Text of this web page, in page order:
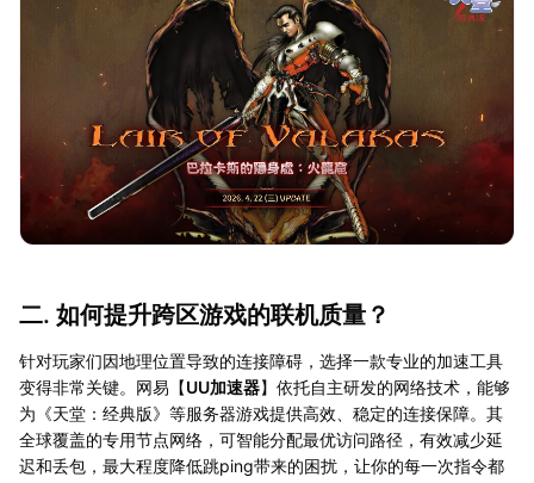
二. 如何提升跨区游戏的联机质量？
针对玩家们因地理位置导致的连接障碍，选择一款专业的加速工具
变得非常关键。网易【UU加速器】依托自主研发的网络技术，能够
为《天堂：经典版》等服务器游戏提供高效、稳定的连接保障。其
全球覆盖的专用节点网络，可智能分配最优访问路径，有效减少延
迟和丢包，最大程度降低跳ping带来的困扰，让你的每一次指令都